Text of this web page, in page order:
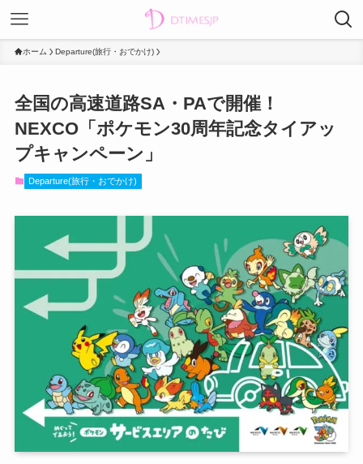
ホーム Departure(旅行・おでかけ)
全国の高速道路SA・PAで開催！
NEXCO「ポケモン30周年記念タイアッ
プキャンペーン」
Departure(旅行・おでかけ)